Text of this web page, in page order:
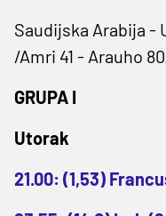
Saudijska Arabija -
/Amri 41 - Arauho
GRUPA I
Utorak
21.00: (1,53)